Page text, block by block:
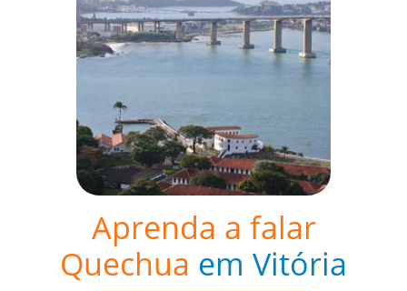
Aprenda a falar
Quechua em Vitória